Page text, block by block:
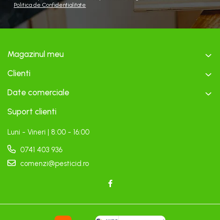
Politica de Confidentialitate
Magazinul meu
Clienti
Date comerciale
Suport clienti
Luni - Vineri | 8:00 - 16:00
0741 403 936
comenzi@pesticid.ro